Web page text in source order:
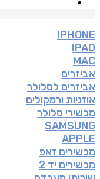
IPHONE
IPAD
MAC
אביזרים
אביזרים לסלולר
אוזניות ורמקולים
מכשירי סלולר
SAMSUNG
APPLE
מכשירים זאפ
מכשירים יד 2